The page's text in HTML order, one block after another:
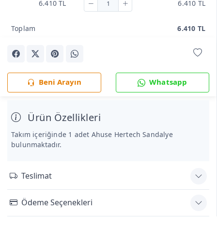
6.410 TL
6.410 TL
Toplam 6.410 TL
Beni Arayın Whatsapp
Ürün Özellikleri
Takım içeriğinde 1 adet Ahuse Hertech Sandalye
bulunmaktadır.
Teslimat
Ödeme Seçenekleri